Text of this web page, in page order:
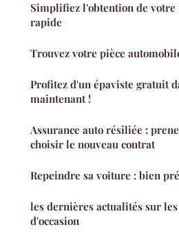
Simplifiez l'obtention de
rapide
Trouvez votre pièce
Profitez d'un épaviste gratuit
maintenant !
Assurance auto résiliée :
choisir le nouveau contrat
Repeindre sa voiture : bien
les dernières actualités sur
d'occasion